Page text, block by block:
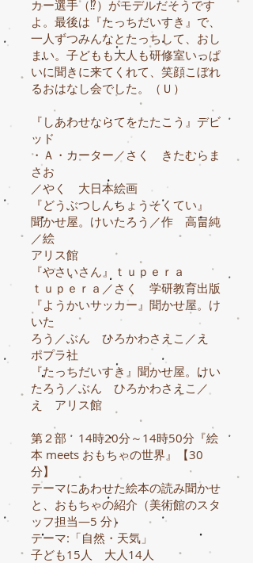
カー選手（⁉）がモデルだそうです
よ。最後は『たっちだいすき』で、
一人ずつみんなとたっちして、おし
まい。子どもも大人も研修室いっぱ
いに聞きに来てくれて、笑顔こぼれ
るおはなし会でした。（Ｕ）
『しあわせならてをたたこう』デビ
ッド
・Ａ・カーター／さく きたむらま
さお
／やく 大日本絵画
『どうぶつしんちょうそくてい』
聞かせ屋。けいたろう／作 高畠純
／絵
アリス館
『やさいさん』ｔｕｐｅｒａ
ｔｕｐｅｒａ／さく 学研教育出版
『ようかいサッカー』聞かせ屋。け
いた
ろう／ぶん ひろかわさえこ／え
ポプラ社
『たっちだいすき』聞かせ屋。けい
たろう／ぶん ひろかわさえこ／
え アリス館
第２部 14時20分～14時50分『絵
本 meets おもちゃの世界』【30
分】
テーマにあわせた絵本の読み聞かせ
と、おもちゃの紹介（美術館のスタ
ッフ担当―5 分）
テーマ:「自然・天気」
子ども15人 大人14人